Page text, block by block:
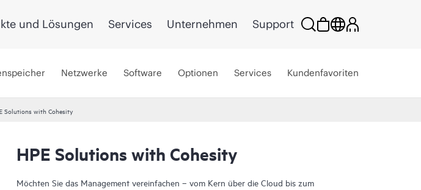
und Lösungen Services Unternehmen Support
Netzwerke Software Optionen Services Kundenfavoriten
Solutions with Cohesity
Aktualisiert
HPE Solutions with Cohesity
Möchten Sie das Management vereinfachen – vom Kern über die Cloud bis zum